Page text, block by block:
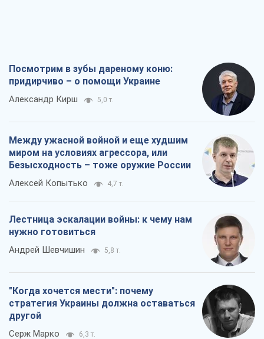
Посмотрим в зубы дареному коню:
придирчиво – о помощи Украине
Александр Кирш 5,0 т.
Между ужасной войной и еще худшим
миром на условиях агрессора, или
Безысходность – тоже оружие России
Алексей Копытько 4,7 т.
Лестница эскалации войны: к чему нам
нужно готовиться
Андрей Шевчишин 5,8 т.
"Когда хочется мести": почему
стратегия Украины должна оставаться
другой
Серж Марко 6,3 т.